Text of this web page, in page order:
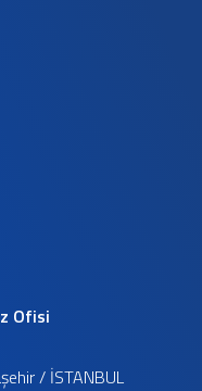
Ofisi
/ İSTANBUL